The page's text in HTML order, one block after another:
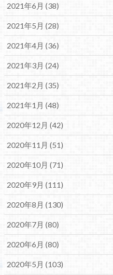
2021年6月 (38)
2021年5月 (28)
2021年4月 (36)
2021年3月 (24)
2021年2月 (35)
2021年1月 (48)
2020年12月 (42)
2020年11月 (51)
2020年10月 (71)
2020年9月 (111)
2020年8月 (130)
2020年7月 (80)
2020年6月 (80)
2020年5月 (103)